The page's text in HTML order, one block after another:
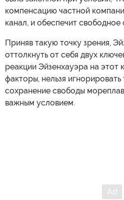
компенсацию частной
канал, и обеспечит
Приняв такую точку зрения,
оттолкнуть от себя двух
реакции Эйзенхауэра на этот
факторы, нельзя игнорировать
сохранение свободы
важным условием.